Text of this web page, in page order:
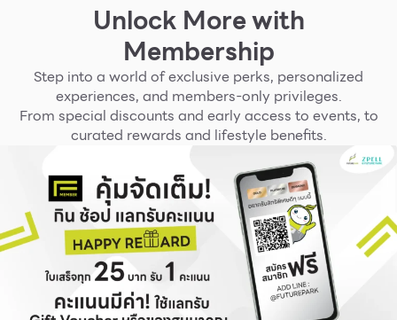
Unlock More with
Membership
Step into a world of exclusive perks, personalized
experiences, and members-only privileges.
From special discounts and early access to events, to
curated rewards and lifestyle benefits.